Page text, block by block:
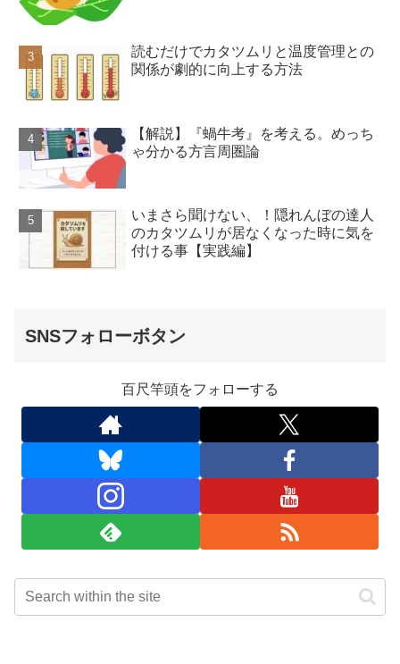
読むだけでカタツムリと温度管理との
関係が劇的に向上する方法
【解説】『蝸牛考』を考える。めっち
ゃ分かる方言周圏論
いまさら聞けない、！隠れんぼの達人
のカタツムリが居なくなった時に気を
付ける事【実践編】
SNSフォローボタン
百尺竿頭をフォローする